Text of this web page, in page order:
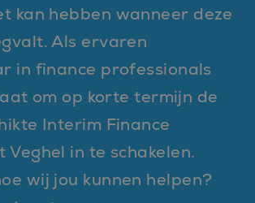
kan hebben wanneer deze
Als ervaren
in finance professionals
om op korte termijn de
Interim Finance
Veghel in te schakelen.
wij jou kunnen helpen?